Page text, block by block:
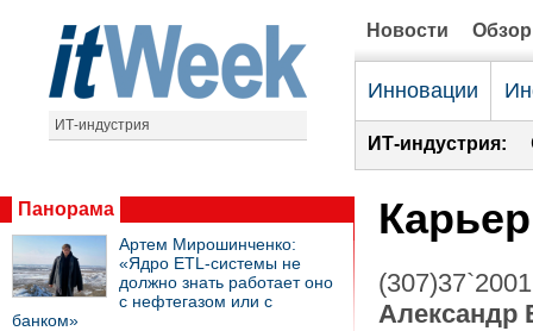
ИТ-индустрия
Новости
Инновации
ИТ-индустрия:
Панорама
Артем Мирошинченко:
«Ядро ETL-системы не
должно знать работает оно
с нефтегазом или с
банком»
(307)37`2001
Александр